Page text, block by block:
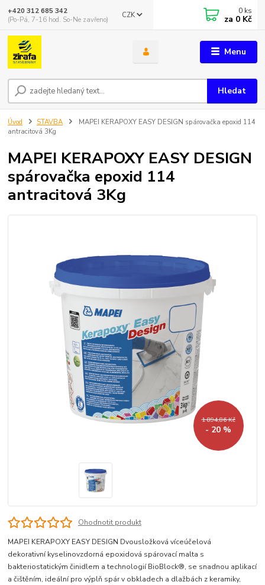
Menu
CZK
Hledat
+420 312 685 342
(Po-Pá, 7-16 hod. So-Ne zavřeno)
0 ks
za 0 Kč
Úvod STAVBA
MAPEI KERAPOXY EASY DESIGN spárovačka epoxid 114
antracitová 3Kg
MAPEI KERAPOXY EASY DESIGN
spárovačka epoxid 114
antracitová 3Kg
1 894,86 Kč
- 20 %
Ohodnotit produkt
MAPEI KERAPOXY EASY DESIGN Dvousložková víceúčelová
dekorativní kyselinovzdorná epoxidová spárovací malta s
bakteriostatickým činidlem a technologií BioBlock®, se snadnou aplikací
a čištěním, ideální pro výplň spár v obkladech a dlažbách z keramiky,